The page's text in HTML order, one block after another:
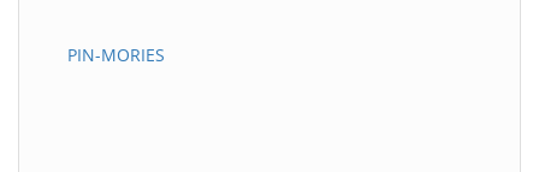
PIN-MORIES